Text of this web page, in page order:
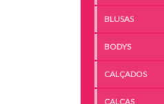
BLUSAS
BODYS
CALÇADOS
CALÇAS